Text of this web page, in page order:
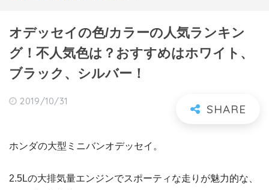
オデッセイの色/カラーの人気ランキン
グ！不人気色は？おすすめはホワイト、
ブラック、シルバー！
2019/10/31
ホンダの大型ミニバンオデッセイ。
2.5Lの大排気量エンジンでスポーティな走りが魅力的な、